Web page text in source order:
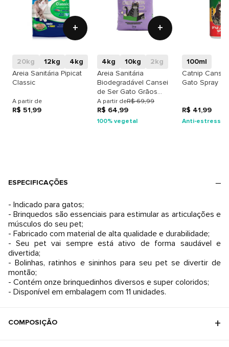
+
20kg 12kg
4kg
Areia Sanitária Pipicat
Classic
A partir de
R$ 51,99
+
4kg 10kg
2kg
Areia Sanitária
Biodegradável Cansei
de Ser Gato Grãos
Médios
A partir deR$ 69,99
R$ 64,99
100% vegetal
100ml
Catnip
Gato Spray
R$ 41,99
Anti-estresse
ESPECIFICAÇÕES
- Indicado para gatos;
- Brinquedos são essenciais para estimular as articulações e
músculos do seu pet;
- Fabricado com material de alta qualidade e durabilidade;
- Seu pet vai sempre está ativo de forma saudável e
divertida;
- Bolinhas, ratinhos e sininhos para seu pet se divertir de
montão;
- Contém onze brinquedinhos diversos e super coloridos;
- Disponível em embalagem com 11 unidades.
COMPOSIÇÃO